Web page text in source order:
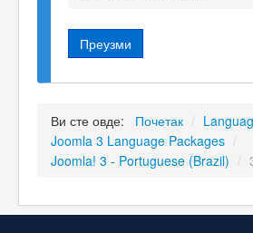
Преузми
Ви сте овде: Почетак /
Joomla 3 Language Packages /
Joomla! 3 - Portuguese (Brazil) /